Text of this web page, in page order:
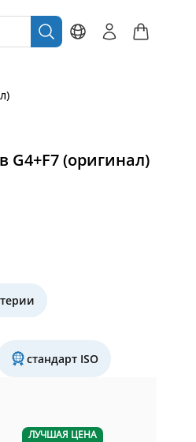
G4+F7 (оригинал)
стандарт ISO
ЛУЧШАЯ ЦЕНА